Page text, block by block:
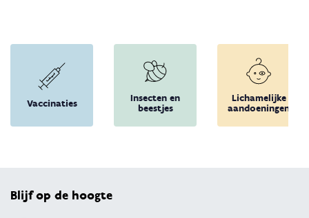
Vaccinaties
Insecten en
beestjes
Lichamelijke
aandoeningen
Blijf op de hoogte